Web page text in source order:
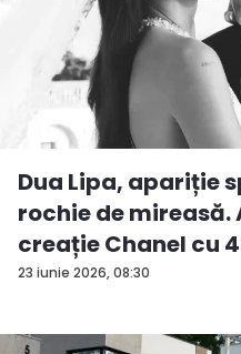
23 iunie 2026, 08:30
Dua Lipa, apariție
rochie de
creație Chanel cu